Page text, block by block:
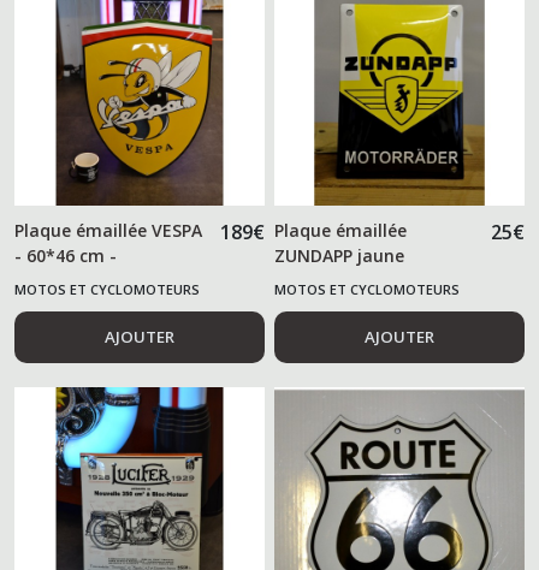
Plaque émaillée VESPA
- 60*46 cm -
189€
MOTOS ET CYCLOMOTEURS
AJOUTER
Plaque émaillée
ZUNDAPP jaune
25€
MOTOS ET CYCLOMOTEURS
AJOUTER